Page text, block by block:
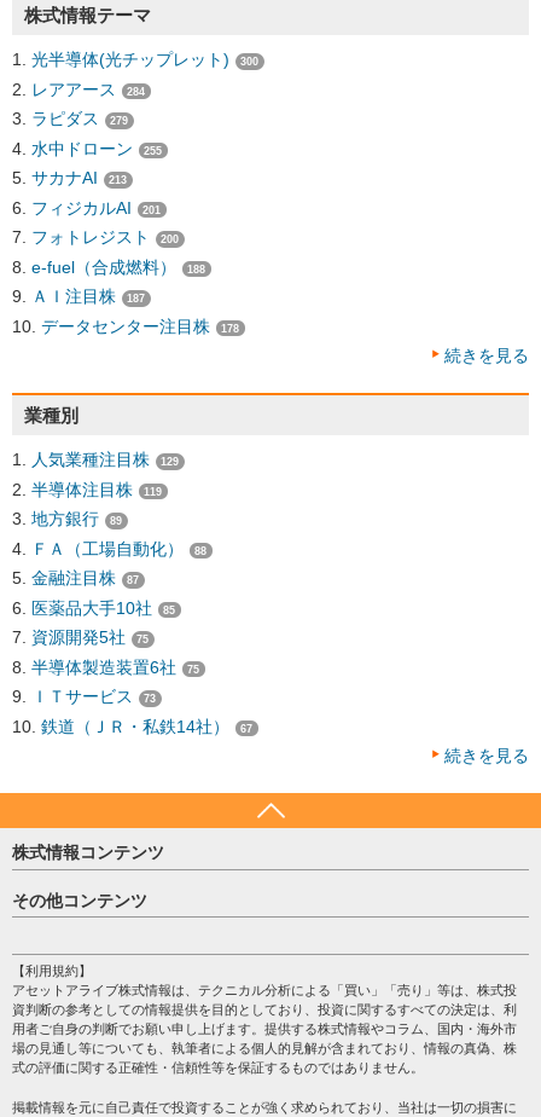
株式情報テーマ
光半導体(光チップレット) 300
レアアース 284
ラピダス 279
水中ドローン 255
サカナAI 213
フィジカルAI 201
フォトレジスト 200
e-fuel（合成燃料） 188
ＡＩ注目株 187
データセンター注目株 178
続きを見る
業種別
人気業種注目株 129
半導体注目株 119
地方銀行 89
ＦＡ（工場自動化） 88
金融注目株 87
医薬品大手10社 85
資源開発5社 75
半導体製造装置6社 75
ＩＴサービス 73
鉄道（ＪＲ・私鉄14社） 67
続きを見る
株式情報コンテンツ
日経平均
売買シグナル
株テーマ情報
海外市況
投資カレンダー
格付け情報
その他コンテンツ
個人情報保護方針
プライバシーポリシー
会社案内
サイトマップ
過去データ
【利用規約】
アセットアライブ株式情報は、テクニカル分析による「買い」「売り」等は、株式投
資判断の参考としての情報提供を目的としており、投資に関するすべての決定は、利
用者ご自身の判断でお願い申し上げます。提供する株式情報やコラム、国内・海外市
場の見通し等についても、執筆者による個人的見解が含まれており、情報の真偽、株
式の評価に関する正確性・信頼性等を保証するものではありません。
掲載情報を元に自己責任で投資することが強く求められており、当社は一切の損害に